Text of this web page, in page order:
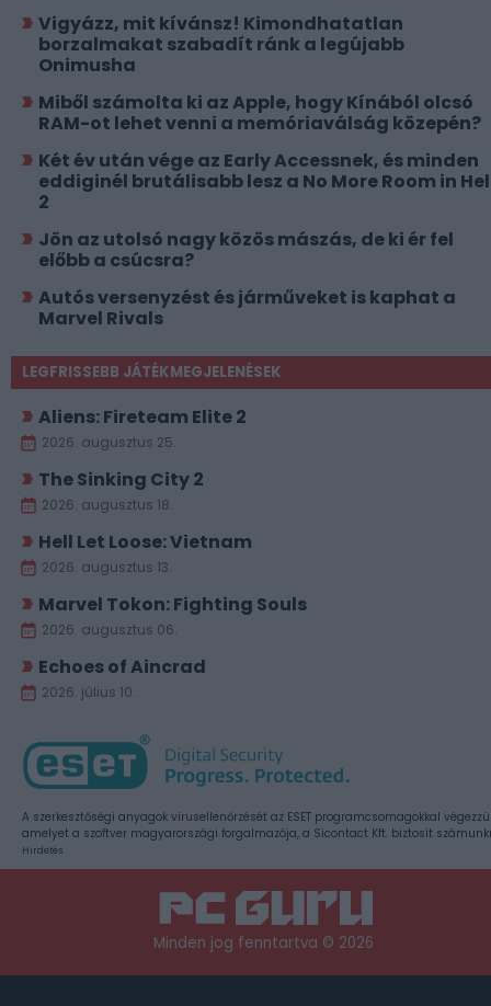
Vigyázz, mit kívánsz! Kimondhatatlan
borzalmakat szabadít ránk a legújabb
Onimusha
Miből számolta ki az Apple, hogy Kínából olcsó
RAM-ot lehet venni a memóriaválság közepén?
Két év után vége az Early Accessnek, és minden
eddiginél brutálisabb lesz a No More Room in
2
Jön az utolsó nagy közös mászás, de ki ér fel
előbb a csúcsra?
Autós versenyzést és járműveket is kaphat a
Marvel Rivals
LEGFRISSEBB JÁTÉKMEGJELENÉSEK
Aliens: Fireteam Elite 2
2026. augusztus 25.
The Sinking City 2
2026. augusztus 18.
Hell Let Loose: Vietnam
2026. augusztus 13.
Marvel Tokon: Fighting Souls
2026. augusztus 06.
Echoes of Aincrad
2026. július 10.
A szerkesztőségi anyagok vírusellenőrzését az ESET programcsomagokkal
amelyet a szoftver magyarországi forgalmazója, a Sicontact Kft. biztosít
Hirdetés
Minden jog fenntartva © 2026